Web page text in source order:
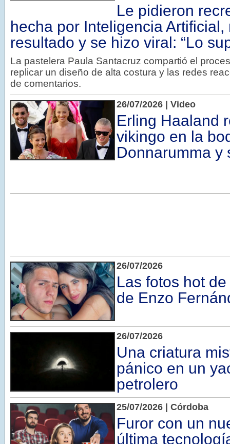
Le pidieron
hecha por Inteligencia Artificial,
resultado y se hizo viral: “Lo
La pastelera Paula Santacruz compartió el
replicar un diseño de alta costura y las redes
de comentarios.
26/07/2026 | Video
Erling Haaland
vikingo en la
Donnarumma y
26/07/2026
Las fotos hot
de Enzo
26/07/2026
Una criatura
pánico en un
petrolero
25/07/2026 | Córdoba
Furor con un
última